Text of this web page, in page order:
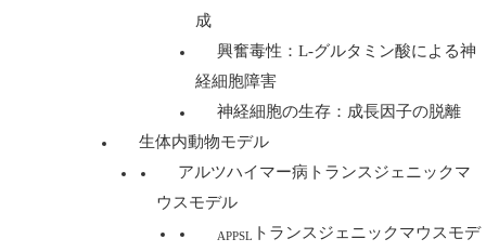
成
興奮毒性：L-グルタミン酸による神
経細胞障害
神経細胞の生存：成長因子の脱離
生体内動物モデル
アルツハイマー病トランスジェニックマ
ウスモデル
APPSL トランスジェニックマウスモデ